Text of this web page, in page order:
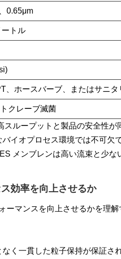
0.65μm
トル
、ホースバーブ、またはサニタ
クレーブ滅菌
ループットと製品の安全性
イオプロセス環境では不可欠で
メンブレンは高い流束と少
効率を向上させるか
ーマンスを向上させるかを理
く一貫した粒子保持が保証